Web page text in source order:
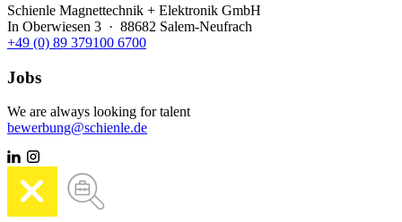
Schienle Magnettechnik + Elektronik GmbH
In Oberwiesen 3 · 88682 Salem-Neufrach
+49 (0) 89 379100 6700
Jobs
We are always looking for talent
bewerbung@schienle.de